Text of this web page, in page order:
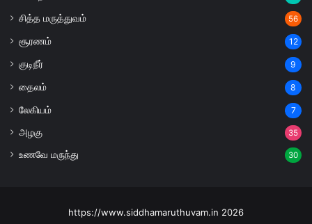
சித்த மருத்துவம் 56
சூரணம் 12
குடிநீர் 9
தைலம் 8
லேகியம் 7
அழகு 35
உணவே மருந்து 30
https://www.siddhamaruthuvam.in 2026